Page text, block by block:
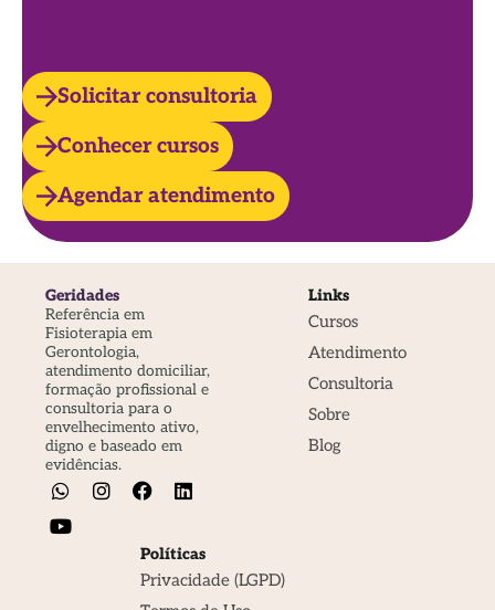
Solicitar consultoria
Conhecer cursos
Agendar atendimento
Geridades
Referência em
Fisioterapia em
Gerontologia,
atendimento domiciliar,
formação profissional e
consultoria para o
envelhecimento ativo,
digno e baseado em
evidências.
Links
Cursos
Atendimento
Consultoria
Sobre
Blog
Políticas
Privacidade (LGPD)